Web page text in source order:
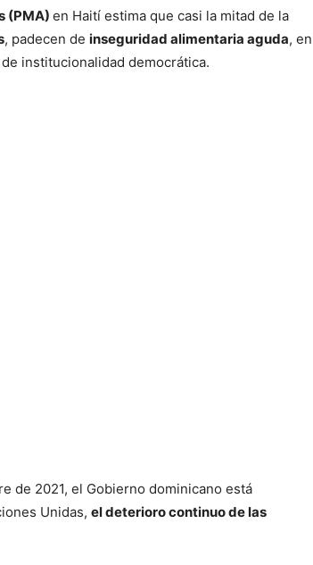
(PMA) en Haití estima que casi la mitad de la
, padecen de inseguridad alimentaria aguda, en
institucionalidad democrática.
de 2021, el Gobierno dominicano está
Unidas, el deterioro continuo de las